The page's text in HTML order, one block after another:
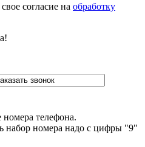
согласие на обработку
номера телефона.
набор номера надо с цифры "9"